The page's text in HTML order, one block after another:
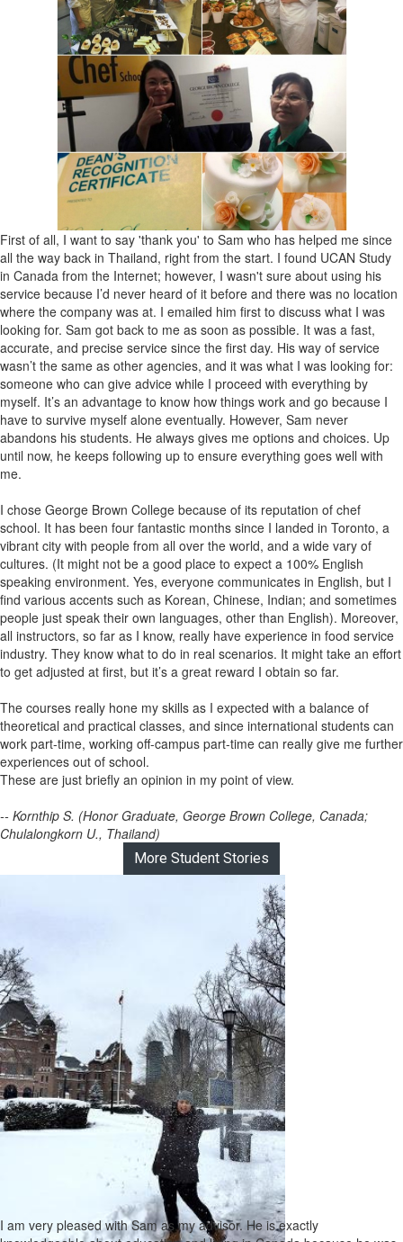
First of all, I want to say 'thank you' to Sam who has helped me since
all the way back in Thailand, right from the start. I found UCAN Study
in Canada from the Internet; however, I wasn't sure about using his
service because I’d never heard of it before and there was no location
where the company was at. I emailed him first to discuss what I was
looking for. Sam got back to me as soon as possible. It was a fast,
accurate, and precise service since the first day. His way of service
wasn’t the same as other agencies, and it was what I was looking for:
someone who can give advice while I proceed with everything by
myself. It’s an advantage to know how things work and go because I
have to survive myself alone eventually. However, Sam never
abandons his students. He always gives me options and choices. Up
until now, he keeps following up to ensure everything goes well with
me.
I chose George Brown College because of its reputation of chef
school. It has been four fantastic months since I landed in Toronto, a
vibrant city with people from all over the world, and a wide vary of
cultures. (It might not be a good place to expect a 100% English
speaking environment. Yes, everyone communicates in English, but I
find various accents such as Korean, Chinese, Indian; and sometimes
people just speak their own languages, other than English). Moreover,
all instructors, so far as I know, really have experience in food service
industry. They know what to do in real scenarios. It might take an effort
to get adjusted at first, but it’s a great reward I obtain so far.
The courses really hone my skills as I expected with a balance of
theoretical and practical classes, and since international students can
work part-time, working off-campus part-time can really give me further
experiences out of school.
These are just briefly an opinion in my point of view.
-- Kornthip S. (Honor Graduate, George Brown College, Canada;
Chulalongkorn U., Thailand)
More Student Stories
I am very pleased with Sam as my advisor. He is exactly